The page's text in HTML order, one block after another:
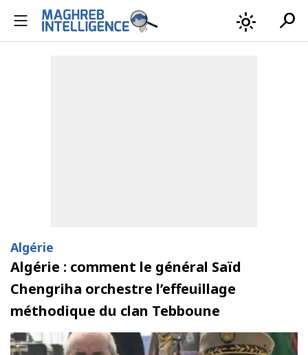
light_mode search
Algérie
Algérie : comment le général Saïd
Chengriha orchestre l’effeuillage
méthodique du clan Tebboune